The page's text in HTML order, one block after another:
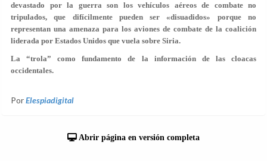
devastado por la guerra son los vehículos aéreos de combate no
tripulados, que difícilmente pueden ser «disuadidos» porque no
representan una amenaza para los aviones de combate de la coalición
liderada por Estados Unidos que vuela sobre Siria.
La “trola” como fundamento de la información de las cloacas
occidentales.
PorElespiadigital
Abrir página en versión completa